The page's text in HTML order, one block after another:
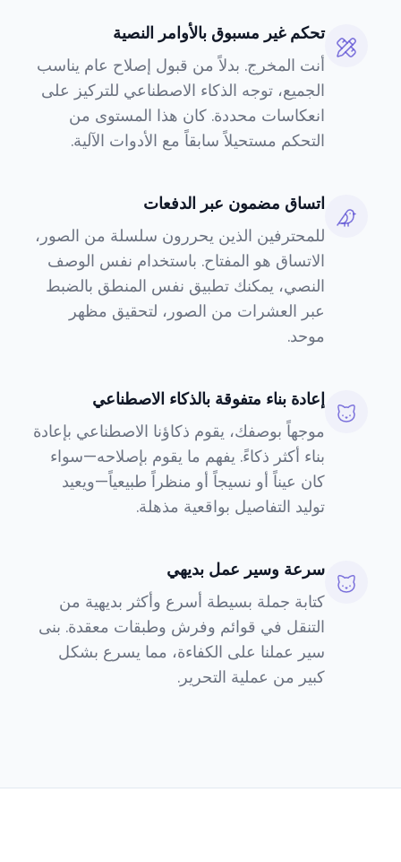
تحكم غير مسبوق بالأوامر النصية
أنت المخرج. بدلاً من قبول إصلاح عام يناسب
الجميع، توجه الذكاء الاصطناعي للتركيز على
انعكاسات محددة. كان هذا المستوى من
التحكم مستحيلاً سابقاً مع الأدوات الآلية.
اتساق مضمون عبر الدفعات
للمحترفين الذين يحررون سلسلة من الصور،
الاتساق هو المفتاح. باستخدام نفس الوصف
النصي، يمكنك تطبيق نفس المنطق بالضبط
عبر العشرات من الصور، لتحقيق مظهر
موحد.
إعادة بناء متفوقة بالذكاء الاصطناعي
موجهاً بوصفك، يقوم ذكاؤنا الاصطناعي بإعادة
بناء أكثر ذكاءً. يفهم ما يقوم بإصلاحه—سواء
كان عيناً أو نسيجاً أو منظراً طبيعياً—ويعيد
توليد التفاصيل بواقعية مذهلة.
سرعة وسير عمل بديهي
كتابة جملة بسيطة أسرع وأكثر بديهية من
التنقل في قوائم وفرش وطبقات معقدة. بنى
سير عملنا على الكفاءة، مما يسرع بشكل
كبير من عملية التحرير.